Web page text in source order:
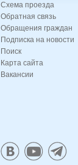
Схема проезда
Обратная связь
Обращения граждан
Подписка на новости
Поиск
Карта сайта
Вакансии